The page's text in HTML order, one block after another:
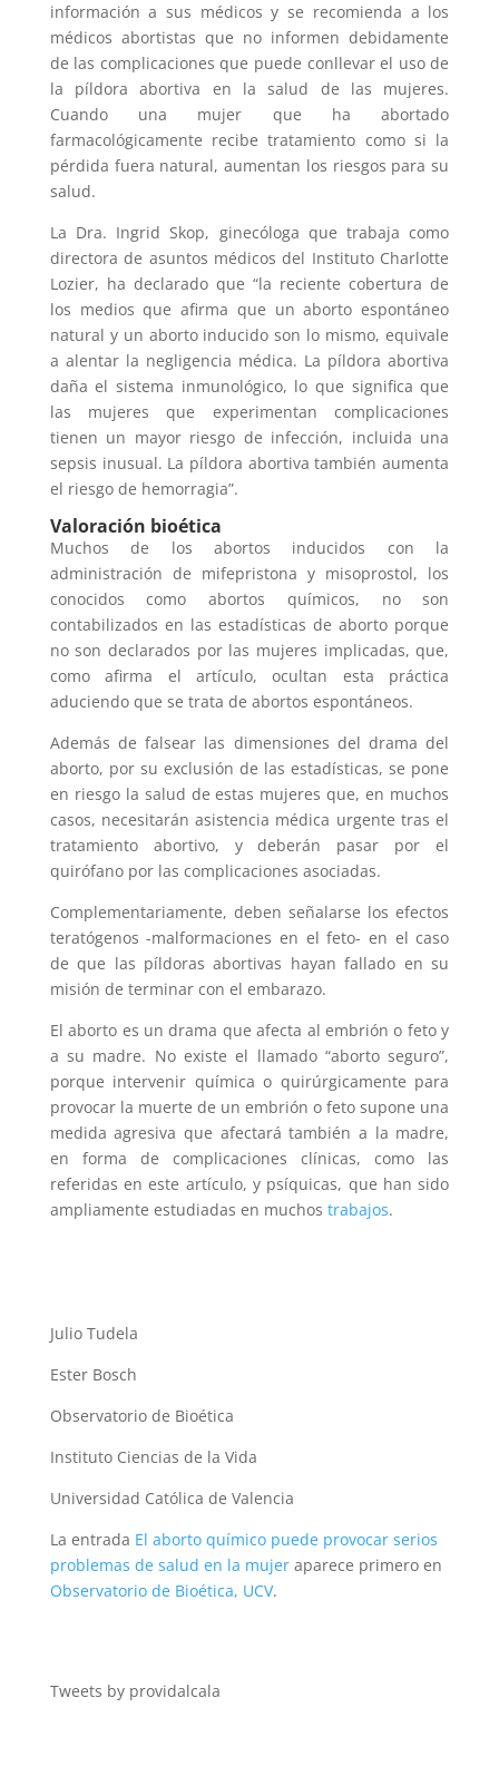
información a sus médicos y se recomienda a los
médicos abortistas que no informen debidamente
de las complicaciones que puede conllevar el uso de
la píldora abortiva en la salud de las mujeres.
Cuando una mujer que ha abortado
farmacológicamente recibe tratamiento como si la
pérdida fuera natural, aumentan los riesgos para su
salud.
La Dra. Ingrid Skop, ginecóloga que trabaja como
directora de asuntos médicos del Instituto Charlotte
Lozier, ha declarado que “la reciente cobertura de
los medios que afirma que un aborto espontáneo
natural y un aborto inducido son lo mismo, equivale
a alentar la negligencia médica. La píldora abortiva
daña el sistema inmunológico, lo que significa que
las mujeres que experimentan complicaciones
tienen un mayor riesgo de infección, incluida una
sepsis inusual. La píldora abortiva también aumenta
el riesgo de hemorragia”.
Valoración bioética
Muchos de los abortos inducidos con la
administración de mifepristona y misoprostol, los
conocidos como abortos químicos, no son
contabilizados en las estadísticas de aborto porque
no son declarados por las mujeres implicadas, que,
como afirma el artículo, ocultan esta práctica
aduciendo que se trata de abortos espontáneos.
Además de falsear las dimensiones del drama del
aborto, por su exclusión de las estadísticas, se pone
en riesgo la salud de estas mujeres que, en muchos
casos, necesitarán asistencia médica urgente tras el
tratamiento abortivo, y deberán pasar por el
quirófano por las complicaciones asociadas.
Complementariamente, deben señalarse los efectos
teratógenos -malformaciones en el feto- en el caso
de que las píldoras abortivas hayan fallado en su
misión de terminar con el embarazo.
El aborto es un drama que afecta al embrión o feto y
a su madre. No existe el llamado “aborto seguro”,
porque intervenir química o quirúrgicamente para
provocar la muerte de un embrión o feto supone una
medida agresiva que afectará también a la madre,
en forma de complicaciones clínicas, como las
referidas en este artículo, y psíquicas, que han sido
ampliamente estudiadas en muchos trabajos.
Julio Tudela
Ester Bosch
Observatorio de Bioética
Instituto Ciencias de la Vida
Universidad Católica de Valencia
La entrada El aborto químico puede provocar serios
problemas de salud en la mujeraparece primero en
Observatorio de Bioética, UCV.
Tweets by providalcala